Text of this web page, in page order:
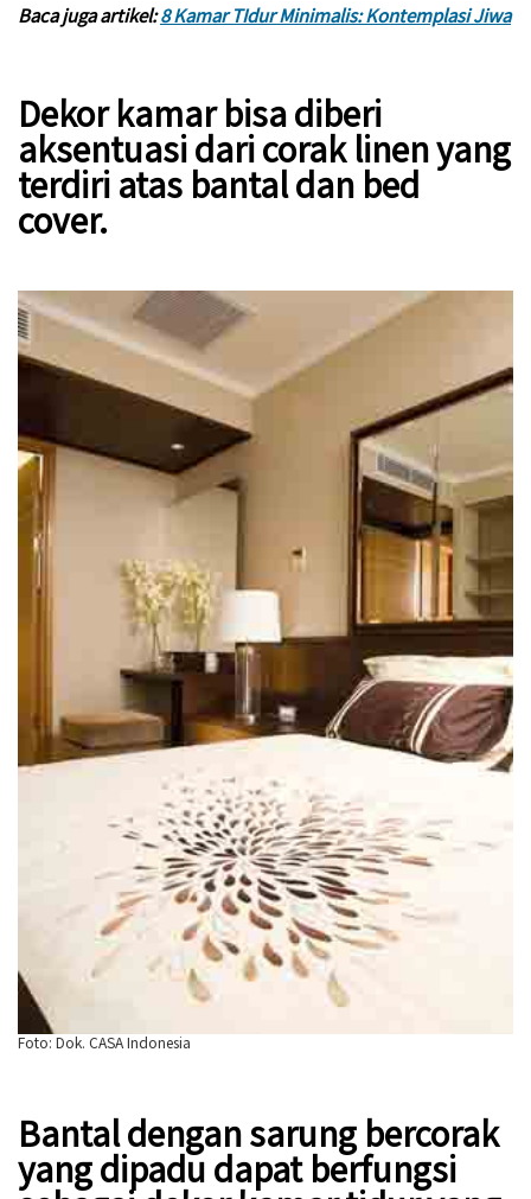
Baca juga artikel:8 Kamar TIdur Minimalis: Kontemplasi Jiwa
Dekor kamar bisa diberi
aksentuasi dari corak linen yang
terdiri atas bantal dan bed
cover.
Foto: Dok. CASA Indonesia
Bantal dengan sarung bercorak
yang dipadu dapat berfungsi